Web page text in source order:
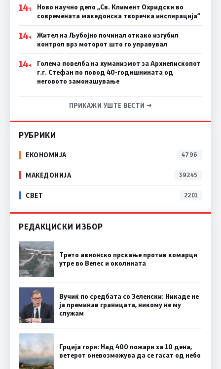
14Ч
Ново научно дело „Св. Климент Охридски во
современата македонска творечка инспирација“
14Ч
Жител на Љубојно починал откако изгубил
контрол врз моторот што го управувал
14Ч
Голема повелба на хуманизмот за Архиепископот
г.г. Стефан по повод 40-годишнината од
неговото замонашување
ПРИКАЖИ УШТЕ ВЕСТИ →
РУБРИКИ
ЕКОНОМИЈА 4796
МАКЕДОНИЈА 39245
СВЕТ 2201
РЕДАКЦИСКИ ИЗБОР
Трето авионско прскање против комарци
утре во Велес и околината
Вучиќ по средбата со Зеленски: Никаде не
ја преминав границата, никому не му
служам
Грција гори: Над 400 пожари за 10 дена,
ветерот оневозможува да се гасат од небо